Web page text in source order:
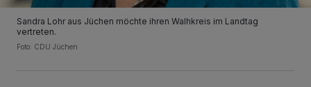
Sandra Lohr aus Jüchen möchte ihren Walhkreis im Landtag
vertreten.
Foto: CDU Jüchen